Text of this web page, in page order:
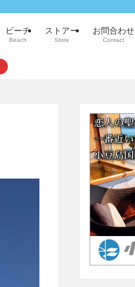
ビーチ
Beach
ストアー
Store
お問合わせ
Contact